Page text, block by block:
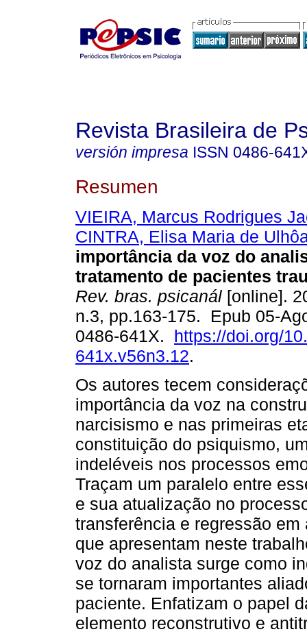
Revista Brasileira de
versión impresa ISSN 0486-
Resumen
VIEIRA, Marcus Rodrigues
CINTRA, Elisa Maria de
importância da voz do
tratamento de pacientes
Rev. bras. psicanál [online].
n.3, pp.163-175. Epub 05-
0486-641X. https://doi.org/
641x.v56n3.12.
Os autores tecem
importância da voz na
narcisismo e nas primeiras
constituição do psiquismo,
indeléveis nos processos
Traçam um paralelo entre
e sua atualização no
transferência e regressão
que apresentam neste
voz do analista surge como
se tornaram importantes
paciente. Enfatizam o papel
elemento reconstrutivo e